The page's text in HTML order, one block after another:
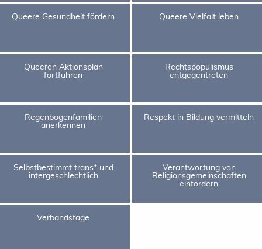
Queere Gesundheit fördern Queere Vielfalt leben
Queeren Aktionsplan
fortführen
Rechtspopulismus
entgegentreten
Regenbogenfamilien
anerkennen
Respekt in Bildung vermitteln
Selbstbestimmt trans* und
intergeschlechtlich
Verantwortung von
Religionsgemeinschaften
einfordern
Verbandstage